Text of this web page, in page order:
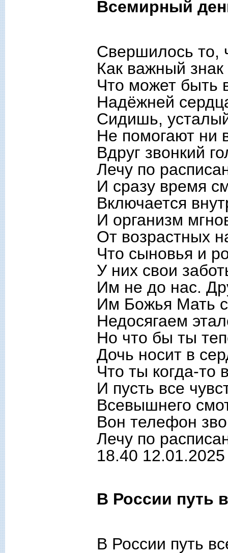
Всемирный
Свершилось то,
Как важный
Что может быть
Надёжней
Сидишь,
Не помогают ни
Вдруг звонкий
Лечу по
И сразу время
Включается
И организм
От возрастных
Что сыновья и
У них свои
Им не до нас.
Им Божья Мать
Недосягаем
Но что бы ты
Дочь носит в
Что ты когда-то
И пусть все
Всевышнего
Вон телефон
Лечу по
18.40 12.01.2025
В России путь
В России путь